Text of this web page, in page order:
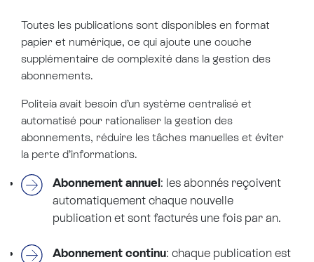
Toutes les publications sont disponibles en format
papier et numérique, ce qui ajoute une couche
supplémentaire de complexité dans la gestion des
abonnements.
Politeia avait besoin d’un système centralisé et
automatisé pour rationaliser la gestion des
abonnements, réduire les tâches manuelles et éviter
la perte d’informations.
Abonnement annuel: les abonnés reçoivent
automatiquement chaque nouvelle
publication et sont facturés une fois par an.
Abonnement continu: chaque publication est